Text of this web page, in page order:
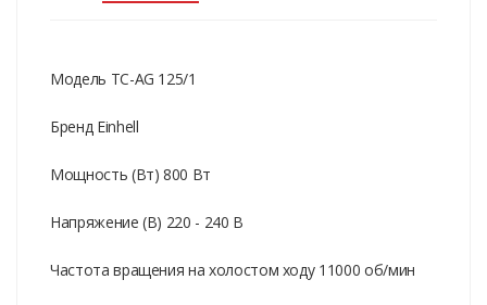
Модель TC-AG 125/1
Бренд Einhell
Мощность (Вт) 800 Вт
Напряжение (В) 220 - 240 В
Частота вращения на холостом ходу 11000 об/мин